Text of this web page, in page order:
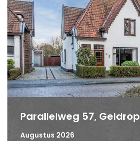
Parallelweg 57, Geldrop
Augustus 2026